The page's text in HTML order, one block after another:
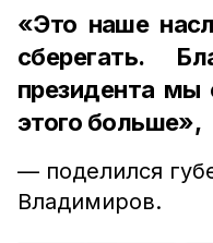
«Это наше
сберегать.
президента
этого больше»,
— поделился
Владимиров.